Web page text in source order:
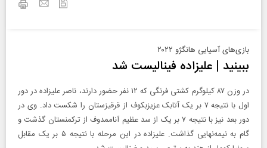
بازی‌های آسیایی هانگژو ۲۰۲۲
ببینید | علیزاده فینالیست شد
در وزن ۸۷ کیلوگرم کشتی فرنگی که ۱۲ نفر حضور دارند، ناصر علیزاده در دور
اول با نتیجه ۷ بر یک آتابک عزیزبکوف از قرقیزستان را شکست داد. وی در
دور بعد نیز با نتیجه ۷ بر یک از سد عظیم آناممدوف از ترکمنستان گذشت و
گام به نیمه‌نهایی گذاشت. علیزاده در این مرحله با نتیجه ۵ بر یک مقابل